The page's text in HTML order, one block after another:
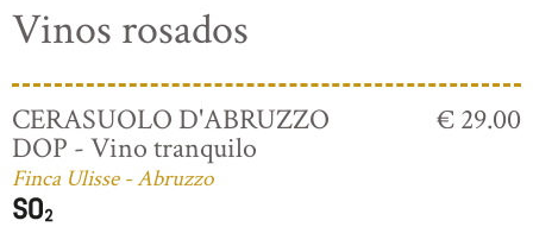
Vinos rosados
CERASUOLO D'ABRUZZO
DOP - Vino tranquilo
Finca Ulisse - Abruzzo
€ 29.00